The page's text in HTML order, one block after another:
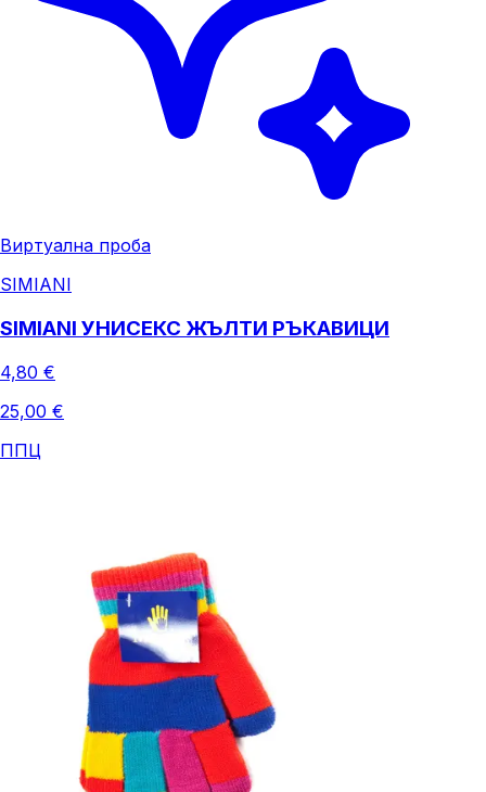
Виртуална проба
SIMIANI
SIMIANI УНИСЕКС ЖЪЛТИ РЪКАВИЦИ
4,80 €
25,00 €
ППЦ